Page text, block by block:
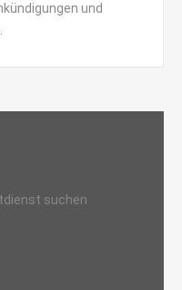
und
suchen